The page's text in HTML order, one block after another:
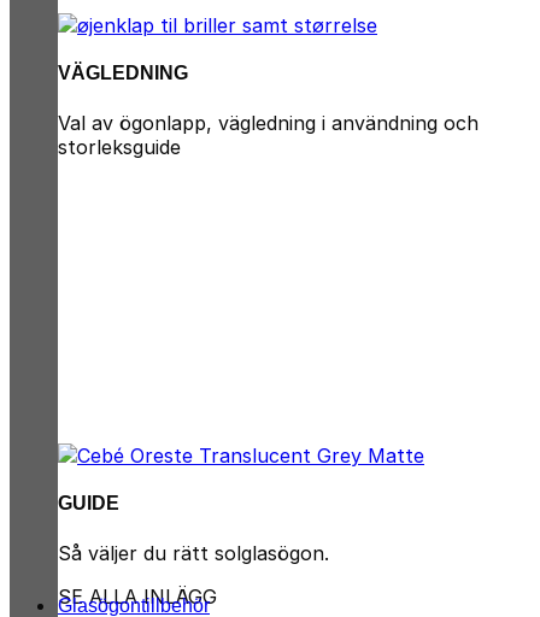
VÄGLEDNING
Val av ögonlapp, vägledning i användning och
storleksguide
GUIDE
Så väljer du rätt solglasögon.
SE ALLA INLÄGG
Glasögontillbehör